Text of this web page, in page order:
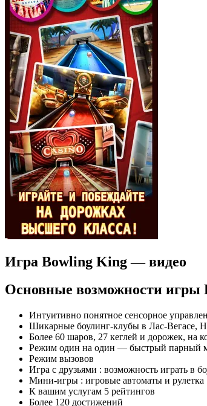
Игра Bowling King — видео
Основные возможности игры
Интуитивно понятное сенсорное
Шикарные боулинг-клубы в Лас-Вегасе,
Более 60 шаров, 27 кеглей и дорожек, на
Режим один на один — быстрый парный
Режим вызовов
Игра с друзьями : возможность играть в
Мини-игры : игровые автоматы и рулетка
К вашим услугам 5 рейтингов
Более 120 достижений